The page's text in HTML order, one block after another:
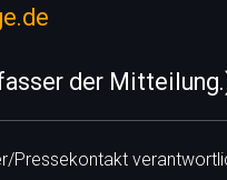
der
Pressekontakt